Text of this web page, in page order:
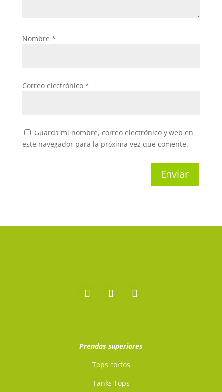
Nombre *
Correo electrónico *
Guarda mi nombre, correo electrónico y web en
este navegador para la próxima vez que comente.
Enviar
Prendas superiores
Tops cortos
Tanks Tops